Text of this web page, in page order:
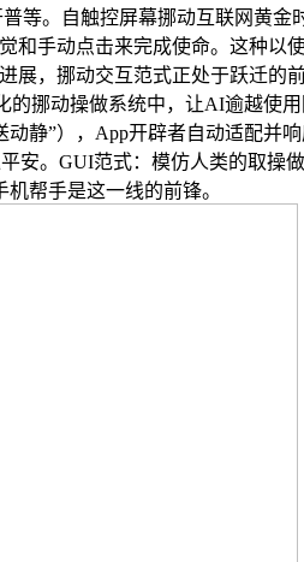
等。自触控屏幕挪动互联网黄
手动点击来完成使命。这种
，挪动交互范式正处于跃迁
挪动操做系统中，让AI逾越使
静”），App开辟者自动适配并
安。GUI范式：模仿人类的取
帮手是这一线的前锋。